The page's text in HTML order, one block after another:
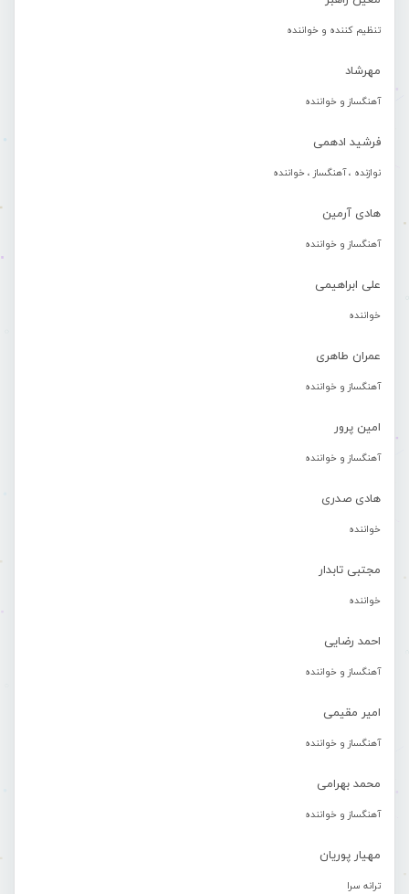
تنظیم کننده و خواننده
مهرشاد
آهنگساز و خواننده
فرشید ادهمی
نوازنده ، آهنگساز ، خواننده
هادی آرمین
آهنگساز و خواننده
علی ابراهیمی
خواننده
عمران طاهری
آهنگساز و خواننده
امین پرور
آهنگساز و خواننده
هادی صدری
خواننده
مجتبی تابدار
خواننده
احمد رضایی
آهنگساز و خواننده
امیر مقیمی
آهنگساز و خواننده
محمد بهرامی
آهنگساز و خواننده
مهیار پوریان
ترانه سرا